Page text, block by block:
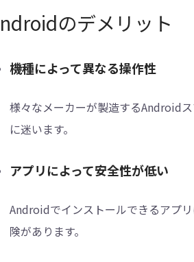
のデメリット
機種によって異なる操作性
様々なメーカーが製造するAndroid
に迷います。
アプリによって安全性が低い
Androidでインストールできるアプ
険があります。